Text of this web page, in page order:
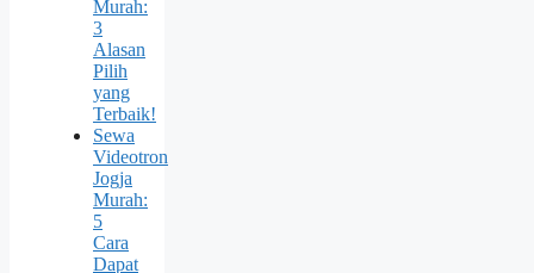
Murah:
3
Alasan
Pilih
yang
Terbaik!
Sewa
Videotron
Jogja
Murah:
5
Cara
Dapat